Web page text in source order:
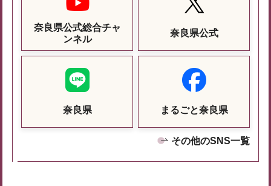
奈良県公式総合チャ
ンネル
奈良県公式
奈良県 まるごと奈良県
その他のSNS一覧